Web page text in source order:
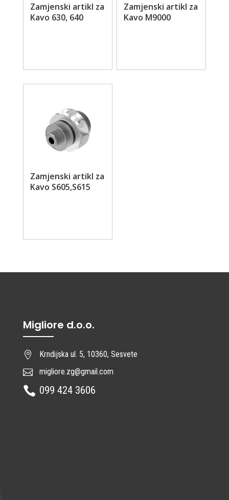
Zamjenski artikl za
Kavo 630, 640
Zamjenski artikl za
Kavo M9000
Zamjenski artikl za
Kavo S605,S615
Migliore d.o.o.

Krndijska ul. 5, 10360, Sesvete

migliore.zg@gmail.com
 099 424 3606